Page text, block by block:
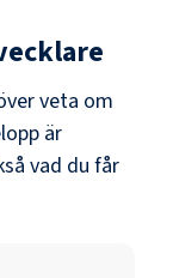
veta om
är
vad du får